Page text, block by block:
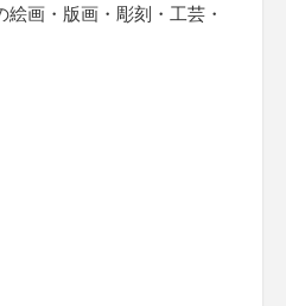
画・版画・彫刻・工芸・